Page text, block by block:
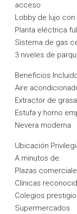
acceso
Lobby de lujo
Planta eléctrica
Sistema de gas
3 niveles de
Beneficios
Aire
Extractor de grasa
Estufa y horno
Nevera moderna
Ubicación
A minutos de:
Plazas
Clínicas
Colegios
Supermercados